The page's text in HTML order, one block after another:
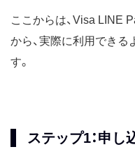
ここからは、Visa LINE
から、実際に利用でき
す。
ステップ1：申